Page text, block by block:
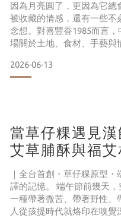
因為月亮圓了，更因為它
被收藏的情感，還有一些不
念想。對喜豐香1985而言
場關於土地、食材、手藝與
黃酥禮盒，把台灣風土、漢
能被品嚐、也能被記住的中
2026-06-13
當草仔粿遇見
艾草脯酥與福
盡端午的草本
｜全台首創・草仔粿原型
譯的記憶。 端午節前幾天
一種帶著微苦、帶著野性、
人從孩提時代就烙印在嗅